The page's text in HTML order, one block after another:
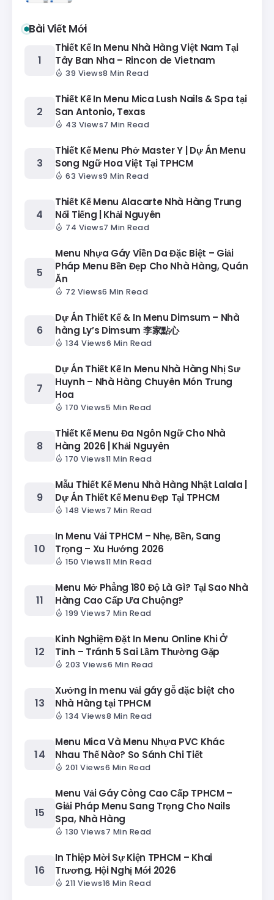
Bài Viết Mới
Thiết Kế In Menu Nhà Hàng Việt Nam Tại
Tây Ban Nha – Rincon de Vietnam
39 Views8 Min Read
Thiết Kế In Menu Mica Lush Nails & Spa tại
San Antonio, Texas
43 Views7 Min Read
Thiết Kế Menu Phở Master Y | Dự Án Menu
Song Ngữ Hoa Việt Tại TPHCM
63 Views9 Min Read
Thiết Kế Menu Alacarte Nhà Hàng Trung
Nổi Tiếng | Khải Nguyên
74 Views7 Min Read
Menu Nhựa Gáy Viền Da Đặc Biệt – Giải
Pháp Menu Bền Đẹp Cho Nhà Hàng, Quán
Ăn
72 Views6 Min Read
Dự Án Thiết Kế & In Menu Dimsum – Nhà
hàng Ly’s Dimsum 李家點心
134 Views6 Min Read
Dự Án Thiết Kế In Menu Nhà Hàng Nhị Sư
Huynh – Nhà Hàng Chuyên Món Trung
Hoa
170 Views5 Min Read
Thiết Kế Menu Đa Ngôn Ngữ Cho Nhà
Hàng 2026 | Khải Nguyên
170 Views11 Min Read
Mẫu Thiết Kế Menu Nhà Hàng Nhật Lalala |
Dự Án Thiết Kế Menu Đẹp Tại TPHCM
148 Views7 Min Read
In Menu Vải TPHCM – Nhẹ, Bền, Sang
Trọng – Xu Hướng 2026
150 Views11 Min Read
Menu Mở Phẳng 180 Độ Là Gì? Tại Sao Nhà
Hàng Cao Cấp Ưa Chuộng?
199 Views7 Min Read
Kinh Nghiệm Đặt In Menu Online Khi Ở
Tỉnh – Tránh 5 Sai Lầm Thường Gặp
203 Views6 Min Read
Xưởng in menu vải gáy gỗ đặc biệt cho
Nhà Hàng tại TPHCM
134 Views8 Min Read
Menu Mica Và Menu Nhựa PVC Khác
Nhau Thế Nào? So Sánh Chi Tiết
201 Views6 Min Read
Menu Vải Gáy Còng Cao Cấp TPHCM –
Giải Pháp Menu Sang Trọng Cho Nails
Spa, Nhà Hàng
130 Views7 Min Read
In Thiệp Mời Sự Kiện TPHCM – Khai
Trương, Hội Nghị Mới 2026
211 Views16 Min Read